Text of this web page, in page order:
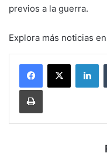
previos a la guerra.
Explora más noticias
Imprimir